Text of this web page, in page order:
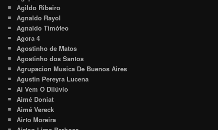
Agildo Ribeiro
Agnaldo Rayol
Agnaldo Timóteo
Agora 4
Agostinho de Matos
Agostinho dos Santos
Agrupacion Musica De Buenos Aires
Agustin Pereyra Lucena
Aí Vem O Dilúvio
Aimé Doniat
Aimé Vereck
Airto Moreira